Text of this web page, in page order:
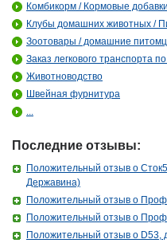
Комбикорм / Кормовые добавки
Клубы домашних животных /
Зоотовары / домашние
Заказ легкового транспорта
Животноводство
Швейная фурнитура
...
Последние отзывы:
Положительный отзыв о
Державина)
Положительный отзыв о
Положительный отзыв о
Положительный отзыв о D53,